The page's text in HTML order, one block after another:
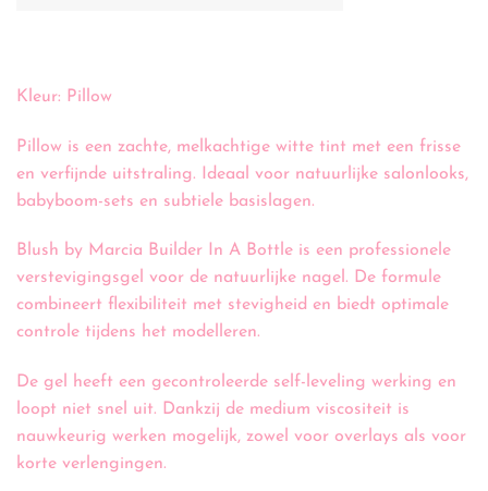
Kleur: Pillow
Pillow is een zachte, melkachtige witte tint met een frisse
en verfijnde uitstraling. Ideaal voor natuurlijke salonlooks,
babyboom-sets en subtiele basislagen.
Blush by Marcia Builder In A Bottle is een professionele
verstevigingsgel voor de natuurlijke nagel. De formule
combineert flexibiliteit met stevigheid en biedt optimale
controle tijdens het modelleren.
De gel heeft een gecontroleerde self-leveling werking en
loopt niet snel uit. Dankzij de medium viscositeit is
nauwkeurig werken mogelijk, zowel voor overlays als voor
korte verlengingen.